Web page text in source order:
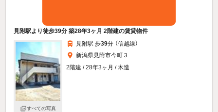
見附駅より徒歩39分 築28年3ヶ月 2階建の賃貸物件
すべての写真
見附駅 歩39分 （信越線）
新潟県見附市今町３
2階建 / 28年3ヶ月 / 木造